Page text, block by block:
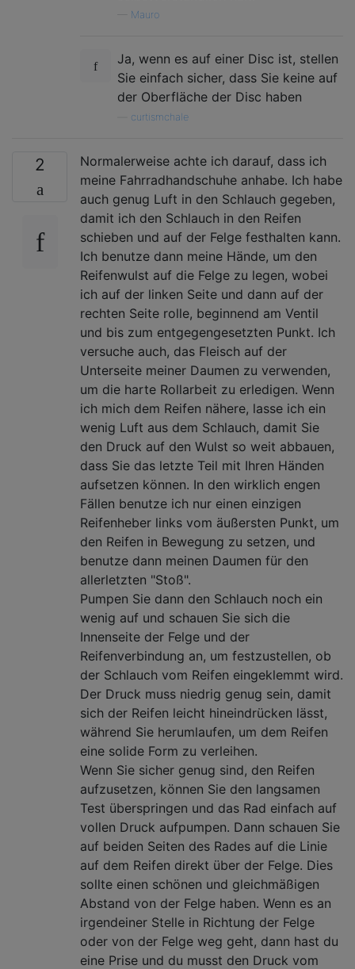
Mauro
Ja, wenn es auf einer Disc ist, stellen
Sie einfach sicher, dass Sie keine auf
der Oberfläche der Disc haben
curtismchale
2
Normalerweise achte ich darauf, dass ich
meine Fahrradhandschuhe anhabe. Ich habe
auch genug Luft in den Schlauch gegeben,
damit ich den Schlauch in den Reifen
schieben und auf der Felge festhalten kann.
Ich benutze dann meine Hände, um den
Reifenwulst auf die Felge zu legen, wobei
ich auf der linken Seite und dann auf der
rechten Seite rolle, beginnend am Ventil
und bis zum entgegengesetzten Punkt. Ich
versuche auch, das Fleisch auf der
Unterseite meiner Daumen zu verwenden,
um die harte Rollarbeit zu erledigen. Wenn
ich mich dem Reifen nähere, lasse ich ein
wenig Luft aus dem Schlauch, damit Sie
den Druck auf den Wulst so weit abbauen,
dass Sie das letzte Teil mit Ihren Händen
aufsetzen können. In den wirklich engen
Fällen benutze ich nur einen einzigen
Reifenheber links vom äußersten Punkt, um
den Reifen in Bewegung zu setzen, und
benutze dann meinen Daumen für den
allerletzten "Stoß".
Pumpen Sie dann den Schlauch noch ein
wenig auf und schauen Sie sich die
Innenseite der Felge und der
Reifenverbindung an, um festzustellen, ob
der Schlauch vom Reifen eingeklemmt wird.
Der Druck muss niedrig genug sein, damit
sich der Reifen leicht hineindrücken lässt,
während Sie herumlaufen, um dem Reifen
eine solide Form zu verleihen.
Wenn Sie sicher genug sind, den Reifen
aufzusetzen, können Sie den langsamen
Test überspringen und das Rad einfach auf
vollen Druck aufpumpen. Dann schauen Sie
auf beiden Seiten des Rades auf die Linie
auf dem Reifen direkt über der Felge. Dies
sollte einen schönen und gleichmäßigen
Abstand von der Felge haben. Wenn es an
irgendeiner Stelle in Richtung der Felge
oder von der Felge weg geht, dann hast du
eine Prise und du musst den Druck vom